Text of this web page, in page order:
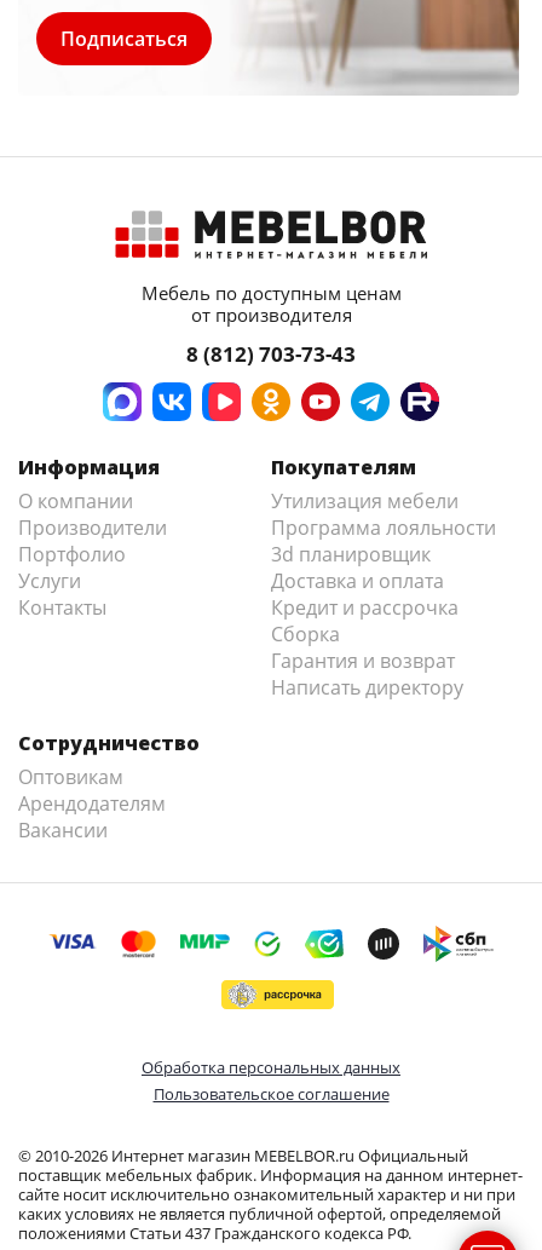
Мебель по доступным ценам
от производителя
8 (812) 703-73-43
Информация
О компании
Производители
Портфолио
Услуги
Контакты
Покупателям
Утилизация мебели
Программа лояльности
3d планировщик
Доставка и оплата
Кредит и рассрочка
Сборка
Гарантия и возврат
Написать директору
Сотрудничество
Оптовикам
Арендодателям
Вакансии
© 2010-2026 Интернет магазин MEBELBOR.ru Официальный
поставщик мебельных фабрик. Информация на данном интернет-
сайте носит исключительно ознакомительный характер и ни при
каких условиях не является публичной офертой, определяемой
положениями Статьи 437 Гражданского кодекса РФ.
Обработка персональных данных
Пользовательское соглашение